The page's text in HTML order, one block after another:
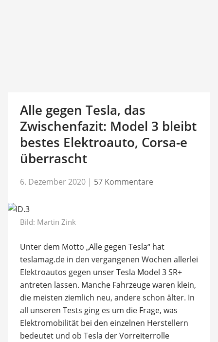
Alle gegen Tesla, das
Zwischenfazit: Model 3 bleibt
bestes Elektroauto, Corsa-e
überrascht
6. Dezember 2020 | 57 Kommentare
Bild: Martin Zink
Unter dem Motto „Alle gegen Tesla“ hat
teslamag.de in den vergangenen Wochen allerlei
Elektroautos gegen unser Tesla Model 3 SR+
antreten lassen. Manche Fahrzeuge waren klein,
die meisten ziemlich neu, andere schon älter. In
all unseren Tests ging es um die Frage, was
Elektromobilität bei den einzelnen Herstellern
bedeutet und ob Tesla der Vorreiterrolle